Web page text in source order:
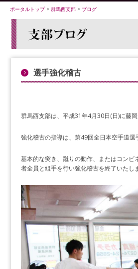
ポータルトップ> 群馬西支部 > ブログ
選手強化稽古
群馬西支部は、平成31年4月30日(日)に藤
強化稽古の指導は、第49回全日本空手道
基本的な突き、蹴りの動作、またはコン
者全員と組手を行い強化稽古を終了いたし